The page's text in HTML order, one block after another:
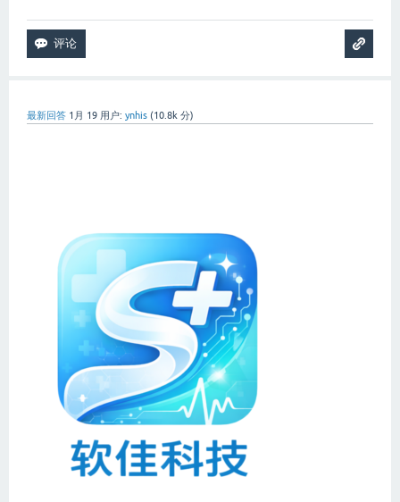
最新回答 1月 19 用户: ynhis (10.8k 分)